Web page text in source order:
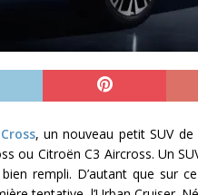
, un nouveau petit SUV
ou Citroën C3 Aircross. Un
rempli. D’autant que sur